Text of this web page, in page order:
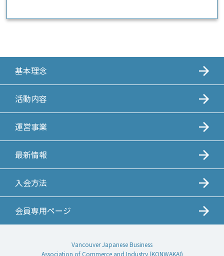
基本理念
活動内容
運営事業
最新情報
入会方法
会員専用ページ
Vancouver Japanese Business
Association of Commerce and Industry (KONWAKAI)